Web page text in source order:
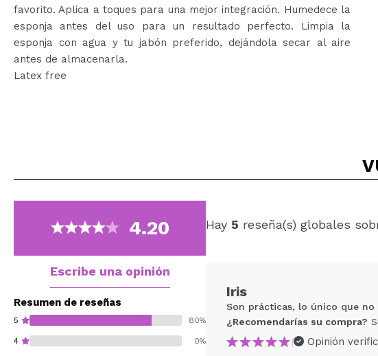
favorito. Aplica a toques para una mejor integración. Humedece la
esponja antes del uso para un resultado perfecto. Limpia la
esponja con agua y tu jabón preferido, dejándola secar al aire
antes de almacenarla.
Latex free
4.20
Escribe una opinión
Resumen de reseñas
5 80%
4 0%
Hay 5 reseña(s) globales
Iris
Son prácticas, lo único que
¿Recomendarías su compra? Si
|
Opinión